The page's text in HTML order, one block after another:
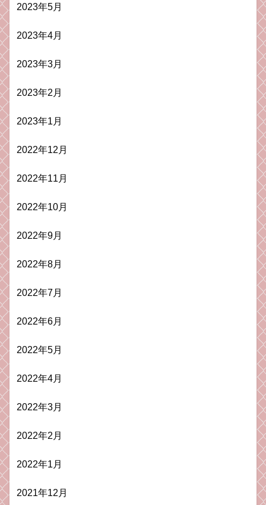
2023年5月
2023年4月
2023年3月
2023年2月
2023年1月
2022年12月
2022年11月
2022年10月
2022年9月
2022年8月
2022年7月
2022年6月
2022年5月
2022年4月
2022年3月
2022年2月
2022年1月
2021年12月